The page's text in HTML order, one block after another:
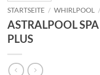
STARTSEITE / WHIRLPOOL /
ASTRALPOOL
PLUS